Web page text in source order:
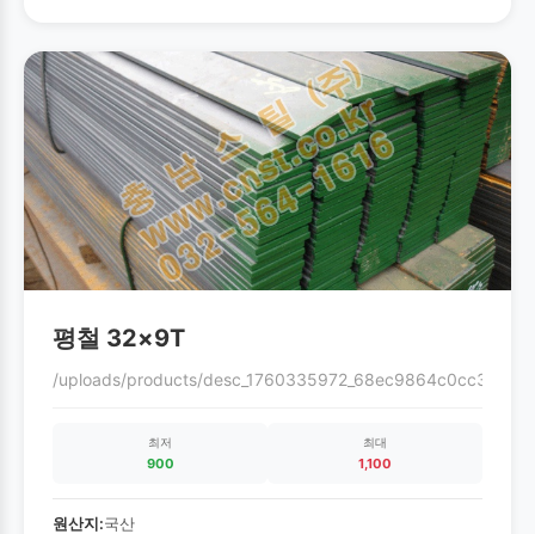
평철 32×9T
/uploads/products/desc_1760335972_68ec9864c0cc3.gif
최저
900
최대
1,100
원산지:국산